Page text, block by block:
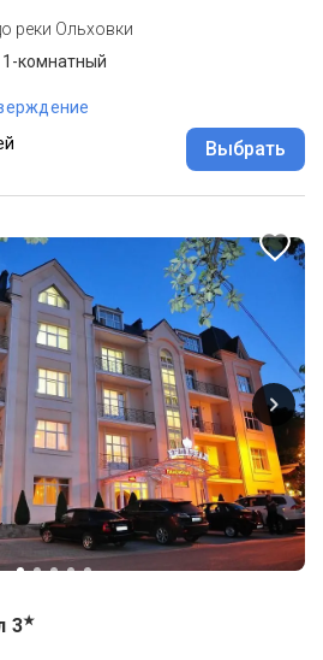
реки Ольховки
комнатный
Выбрать
3★